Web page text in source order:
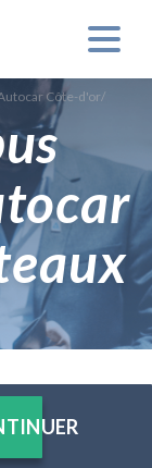
Côte-d'or/